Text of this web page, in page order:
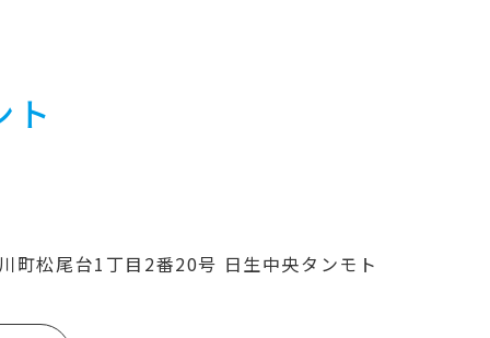
ト
町松尾台1丁目2番20号 日生中央タンモト